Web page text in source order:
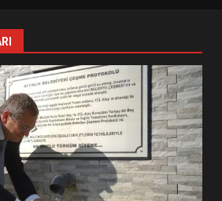
YÖNETİM NASIL
SU MİRASI İÇİN
GEÇİYOR: GÖZLER